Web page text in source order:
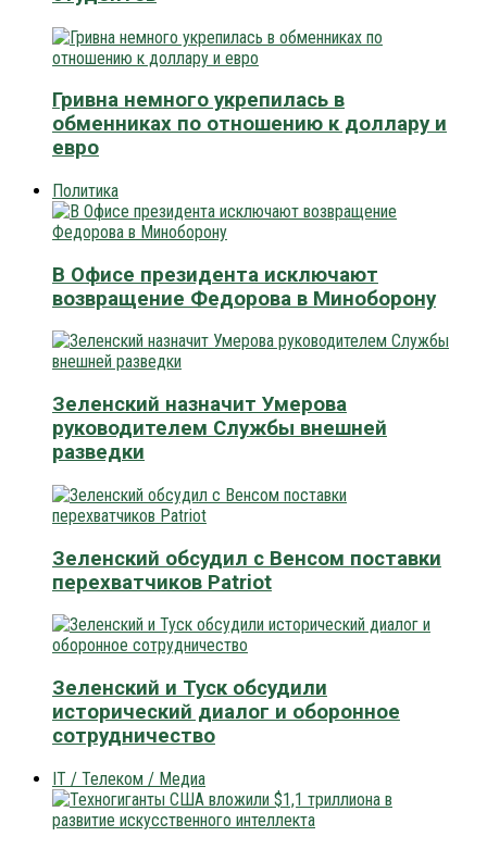
Гривна немного укрепилась в
обменниках по отношению к доллару и
евро
Политика
В Офисе президента исключают
возвращение Федорова в Миноборону
Зеленский назначит Умерова
руководителем Службы внешней
разведки
Зеленский обсудил с Венсом поставки
перехватчиков Patriot
Зеленский и Туск обсудили
исторический диалог и оборонное
сотрудничество
IT / Телеком / Медиа